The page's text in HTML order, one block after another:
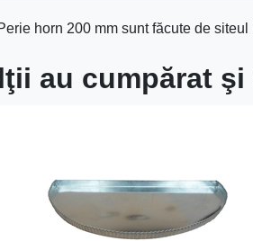
horn 200 mm sunt făcute de siteul
au cumpărat